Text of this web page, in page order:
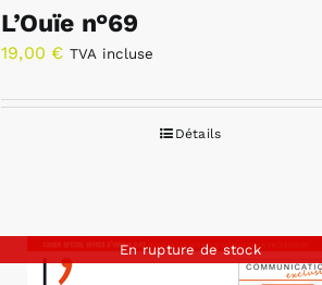
L’Ouïe n°69
19,00 € TVA incluse
Détails
En rupture de stock